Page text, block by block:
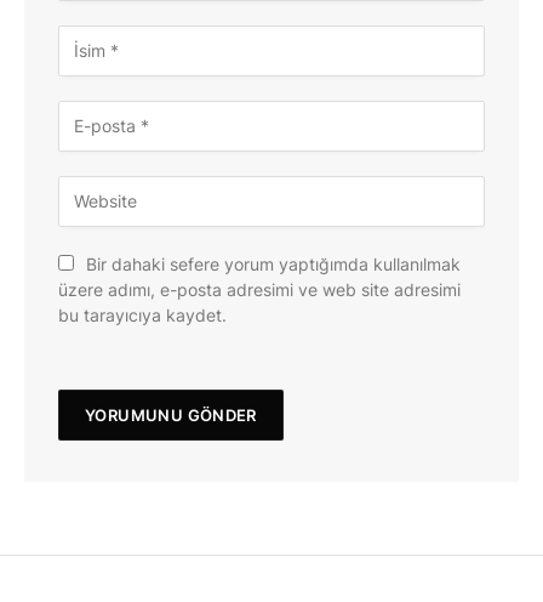
Bir dahaki sefere yorum yaptığımda kullanılmak
üzere adımı, e-posta adresimi ve web site adresimi
bu tarayıcıya kaydet.